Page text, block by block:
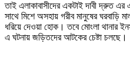
তাই এলাকাবাসীদের একটাই দাবী দ্রুত এর
সাথে মিশে অসহায় গরীব মানুষের ঘরবাড়ি
ধরিয়ে দেওয়া হোক। তবে মোংলা থানার
এ ঘটনায় জড়িতদের আটকের চেষ্টা চলছে।